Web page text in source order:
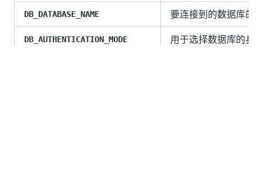
DB_DATABASE_NAME 要连接到的数据库的
DB_AUTHENTICATION_MODE
用于选择数据库的身